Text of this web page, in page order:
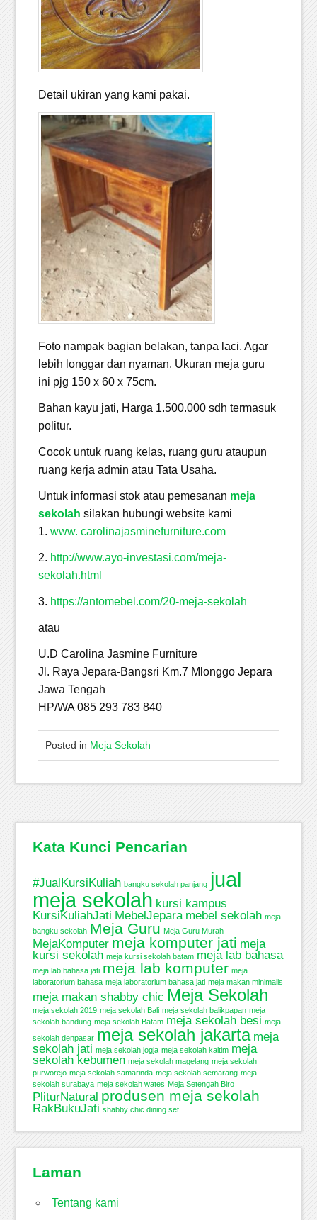
Detail ukiran yang kami pakai.
Foto nampak bagian belakan, tanpa laci. Agar
lebih longgar dan nyaman. Ukuran meja guru
ini pjg 150 x 60 x 75cm.
Bahan kayu jati, Harga 1.500.000 sdh termasuk
politur.
Cocok untuk ruang kelas, ruang guru ataupun
ruang kerja admin atau Tata Usaha.
Untuk informasi stok atau pemesanan meja
sekolah silakan hubungi website kami
1. www. carolinajasminefurniture.com
2. http://www.ayo-investasi.com/meja-
sekolah.html
3. https://antomebel.com/20-meja-sekolah
atau
U.D Carolina Jasmine Furniture
Jl. Raya Jepara-Bangsri Km.7 Mlonggo Jepara
Jawa Tengah
HP/WA 085 293 783 840
Posted in Meja Sekolah
Kata Kunci Pencarian
#JualKursiKuliah bangku sekolah panjang jual
meja sekolah kursi kampus
KursiKuliahJati MebelJepara mebel sekolah meja
bangku sekolah Meja Guru Meja Guru Murah
MejaKomputer meja komputer jati meja
kursi sekolah meja kursi sekolah batam meja lab bahasa
meja lab bahasa jati meja lab komputer meja
laboratorium bahasa meja laboratorium bahasa jati meja makan minimalis
meja makan shabby chic Meja Sekolah
meja sekolah 2019 meja sekolah Bali meja sekolah balikpapan meja
sekolah bandung meja sekolah Batam meja sekolah besi meja
sekolah denpasar meja sekolah jakarta meja
sekolah jati meja sekolah jogja meja sekolah kaltim meja
sekolah kebumen meja sekolah magelang meja sekolah
purworejo meja sekolah samarinda meja sekolah semarang meja
sekolah surabaya meja sekolah wates Meja Setengah Biro
PliturNatural produsen meja sekolah
RakBukuJati shabby chic dining set
Laman
Tentang kami